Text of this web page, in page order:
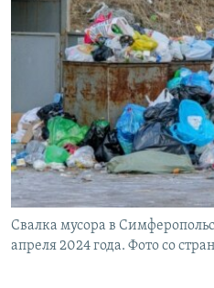
Свалка мусора в
апреля 2024 года. Фото со